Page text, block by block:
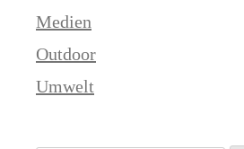
Medien
Outdoor
Umwelt